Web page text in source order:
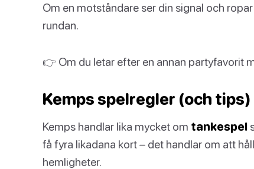
Om en motståndare ser din signal och
rundan.
👉 Om du letar efter en annan partyfavorit
Kemps spelregler (och tips)
Kemps handlar lika mycket om tankespel
få fyra likadana kort – det handlar om att
hemligheter.